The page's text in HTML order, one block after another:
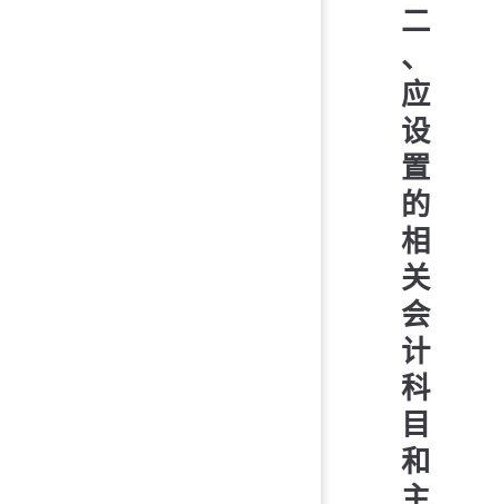
二
、
应
设
置
的
相
关
会
计
科
目
和